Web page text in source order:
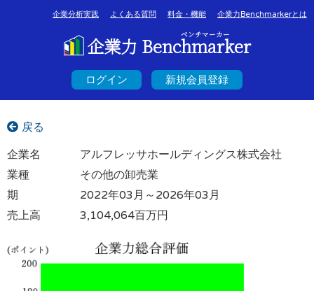
企業分析実践 よくある質問 料金・機能 企業力Benchmarkerとは
ベンチマーカー
企業力 Benchmarker
ログイン 新規会員登録
戻る
企業名
アルフレッサホールディングス株式会社
業種
その他の卸売業
期
2022年03月～2026年03月
売上高
3,104,064百万円